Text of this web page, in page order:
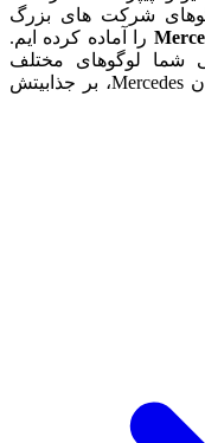
شرکت های بزرگ
را آماده کرده ایم.
شما لوگوهای مختلف
Mercedes را نمایش میدهد. سه بعدی بودن Mercedes، بر جذابیتش